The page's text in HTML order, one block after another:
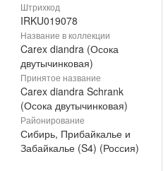
Штрихкод
IRKU019078
Название в коллекции
Carex diandra (Осока
двутычинковая)
Принятое название
Carex diandra Schrank
(Осока двутычинковая)
Районирование
Сибирь, Прибайкалье и
Забайкалье (S4) (Россия)